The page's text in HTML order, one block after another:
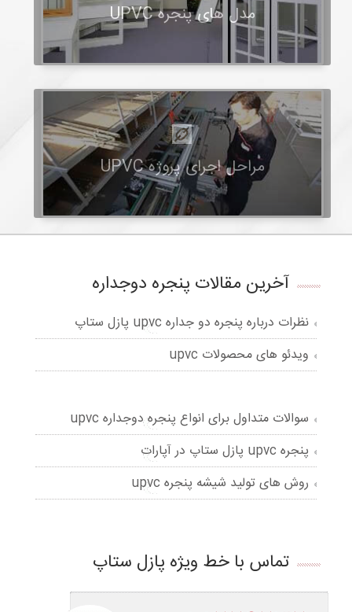
مدل های پنجره UPVC
مراحل اجرای پروژه UPVC
آخرین مقالات پنجره دوجداره
نظرات درباره پنجره دو جداره upvc پازل ستاپ
ویدئو های محصولات upvc
سوالات متداول برای انواع پنجره دوجداره upvc
پنجره upvc پازل ستاپ در آپارات
روش های تولید شیشه پنجره upvc
تماس با خط ویژه پازل ستاپ